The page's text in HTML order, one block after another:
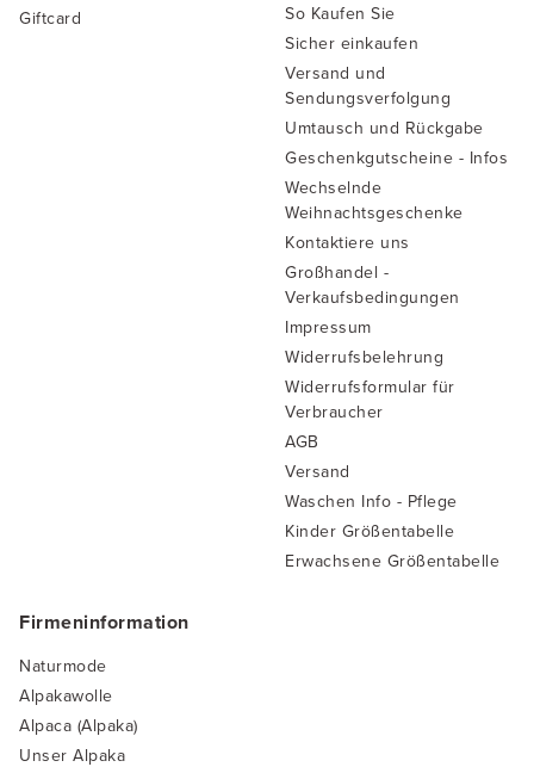
Giftcard
Firmeninformation
Naturmode
Alpakawolle
Alpaca (Alpaka)
Unser Alpaka
So Kaufen Sie
Sicher einkaufen
Versand und
Sendungsverfolgung
Umtausch und Rückgabe
Geschenkgutscheine - Infos
Wechselnde
Weihnachtsgeschenke
Kontaktiere uns
Großhandel -
Verkaufsbedingungen
Impressum
Widerrufsbelehrung
Widerrufsformular für
Verbraucher
AGB
Versand
Waschen Info - Pflege
Kinder Größentabelle
Erwachsene Größentabelle